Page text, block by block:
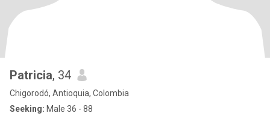
Patricia, 34
Chigorodó, Antioquia, Colombia
Seeking: Male 36 - 88